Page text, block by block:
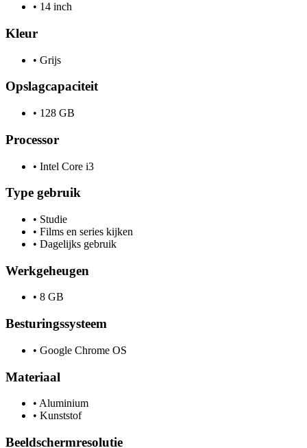
• 14 inch
Kleur
• Grijs
Opslagcapaciteit
• 128 GB
Processor
• Intel Core i3
Type gebruik
• Studie
• Films en series kijken
• Dagelijks gebruik
Werkgeheugen
• 8 GB
Besturingssysteem
• Google Chrome OS
Materiaal
• Aluminium
• Kunststof
Beeldschermresolutie